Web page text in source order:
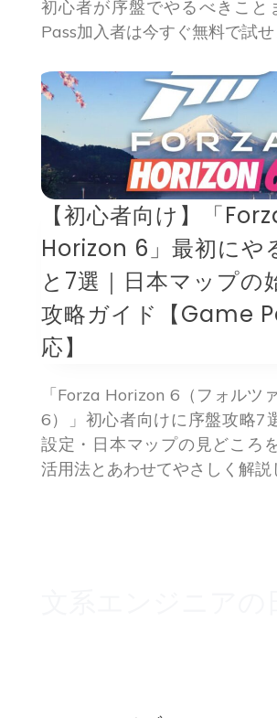
初心者が序盤でやるべきこと
Pass加入者は今すぐ無料で試せ
【初心者向け】「
Horizon 6」最初にや
と7選｜日本マップの
攻略ガイド【Game
応】
「Forza Horizon 6（フォルツ
6）」初心者向けに序盤攻略7
設定・日本マップの見どころ
活用法とあわせてやさしく解説